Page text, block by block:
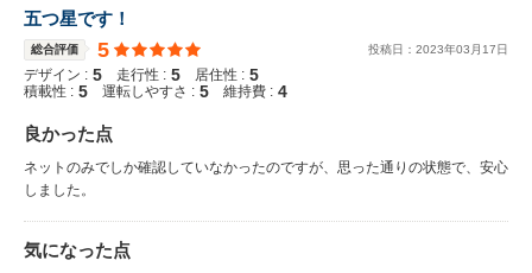
五つ星です！
総合評価 5 投稿日： 2023年03 月 17日
デザイン : 5 走行性 : 5 居住性 : 5
積載性 : 5 運転しやすさ : 5 維持費 : 4
良かった点
ネットのみでしか確認していなかったのですが、思った通りの状態で、安心
しました。
気になった点